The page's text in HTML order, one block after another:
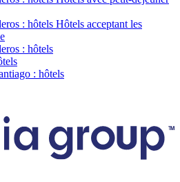
: hôtels Hôtels acceptant les
: hôtels
: hôtels